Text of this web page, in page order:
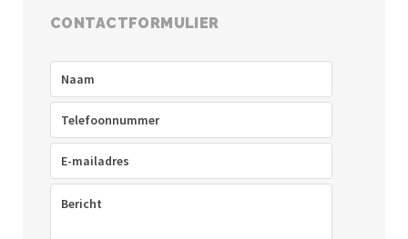
CONTACTFORMULIER
Telefoon
mailadres(Vereist)